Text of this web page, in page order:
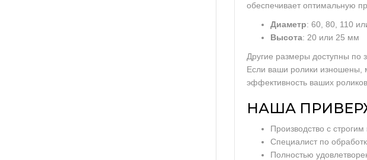
обеспечивает оптимальную
Диаметр: 60, 80, 110
Высота: 20 или 25 мм
Другие размеры доступны по
Если ваши ролики изношены,
эффективность ваших
НАША
Производство с
Специалист по
Полностью